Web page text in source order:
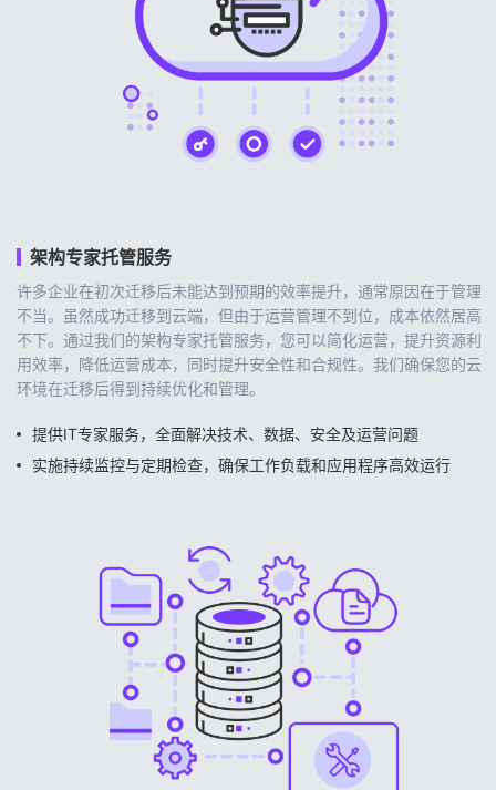
架构专家托管服务
许多企业在初次迁移后未能达到预期的效率提升，通常原因在于管理
不当。虽然成功迁移到云端，但由于运营管理不到位，成本依然居高
不下。通过我们的架构专家托管服务，您可以简化运营，提升资源利
用效率，降低运营成本，同时提升安全性和合规性。我们确保您的云
环境在迁移后得到持续优化和管理。
提供IT专家服务，全面解决技术、数据、安全及运营问题
实施持续监控与定期检查，确保工作负载和应用程序高效运行